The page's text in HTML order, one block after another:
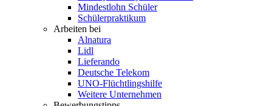
Mindestlohn Schüler
Schülerpraktikum
Arbeiten bei
Alnatura
Lidl
Lieferando
Deutsche Telekom
UNO-Flüchtlingshilfe
Weitere Unternehmen